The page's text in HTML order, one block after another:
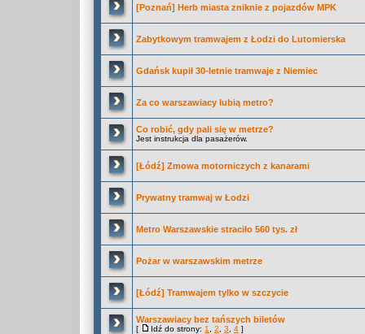
[Poznań] Herb miasta zniknie z pojazdów MPK
Zabytkowym tramwajem z Łodzi do Lutomierska
Gdańsk kupił 30-letnie tramwaje z Niemiec
Za co warszawiacy lubią metro?
Co robić, gdy pali się w metrze?
Jest instrukcja dla pasażerów.
[Łódź] Zmowa motorniczych z kanarami
Prywatny tramwaj w Łodzi
Metro Warszawskie straciło 560 tys. zł
Pożar w warszawskim metrze
[Łódź] Tramwajem tylko w szczycie
Warszawiacy bez tańszych biletów
[ Idź do strony: 1 2 3 4 ]